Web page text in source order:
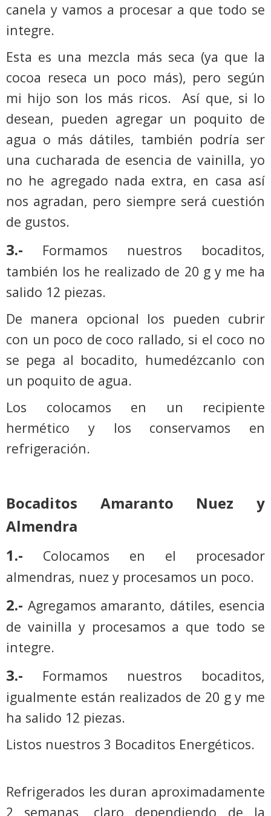
canela y vamos a procesar a que todo se
integre.
Esta es una mezcla más seca (ya que la
cocoa reseca un poco más), pero según
mi hijo son los más ricos.
Así que, si lo
desean, pueden agregar un poquito de
agua o más dátiles, también podría ser
una cucharada de esencia de vainilla, yo
no he agregado nada extra, en casa así
nos agradan, pero siempre será cuestión
de gustos.
3.-
Formamos nuestros bocaditos,
también los he realizado de 20 g y me ha
salido 12 piezas.
De manera opcional los pueden cubrir
con un poco de coco rallado, si el coco no
se pega al bocadito, humedézcanlo con
un poquito de agua.
Los colocamos en un recipiente
hermético y los conservamos en
refrigeración.
Bocaditos Amaranto Nuez y
Almendra
1.-
Colocamos en el procesador
almendras, nuez y procesamos un poco.
2.- Agregamos amaranto, dátiles, esencia
de vainilla y procesamos a que todo se
integre.
3.-
Formamos nuestros bocaditos,
igualmente están realizados de 20 g y me
ha salido 12 piezas.
Listos nuestros 3 Bocaditos Energéticos.
Refrigerados les duran aproximadamente
2 semanas, claro dependiendo de la